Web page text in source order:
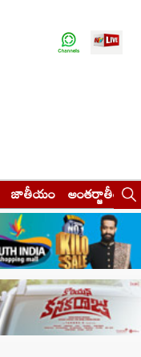
జాతీయం అంతర్జాతీయం